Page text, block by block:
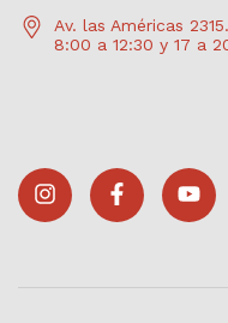
Av. las Américas
8:00 a 12:30 y 17 a